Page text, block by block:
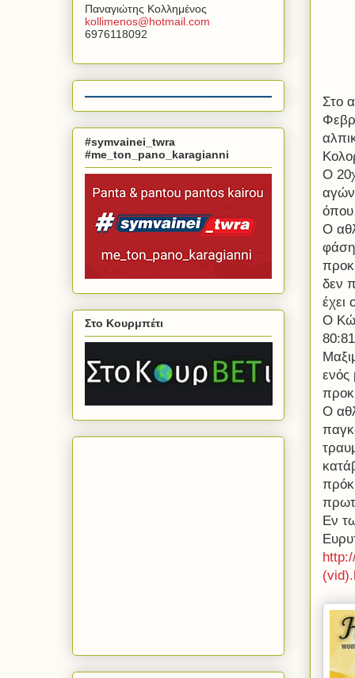
Στο
Ο
όπου
Ο
δεν
έχει
Ο
ενός
Ο
Εν
Παναγιώτης Κολλημένος
kollimenos@hotmail com
6976118092
#symvainei_twra
#me_ton_pano_karagianni
Στο Κουρμπέτι